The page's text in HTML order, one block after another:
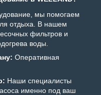
мы помогаем
отдыха. В нашем
фильтров и
воды.
Оперативная
Наши специалисты
именно под ваш